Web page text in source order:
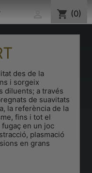
shopping_cart (0)
des de la
i sorgeix
diluents; a través
de suavitats
la referència de la
fins i tot el
en un joc
plasmació
en grans